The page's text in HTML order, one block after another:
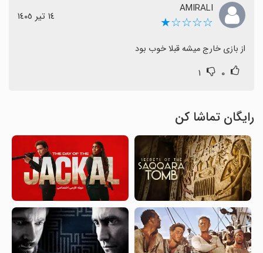
AMIRALI
☆☆☆☆★ ١٤ تیر ١٤٠٥
از بازی خارج میشه قبلا خوب بود
۰ ۱
رایگان تماشا کن